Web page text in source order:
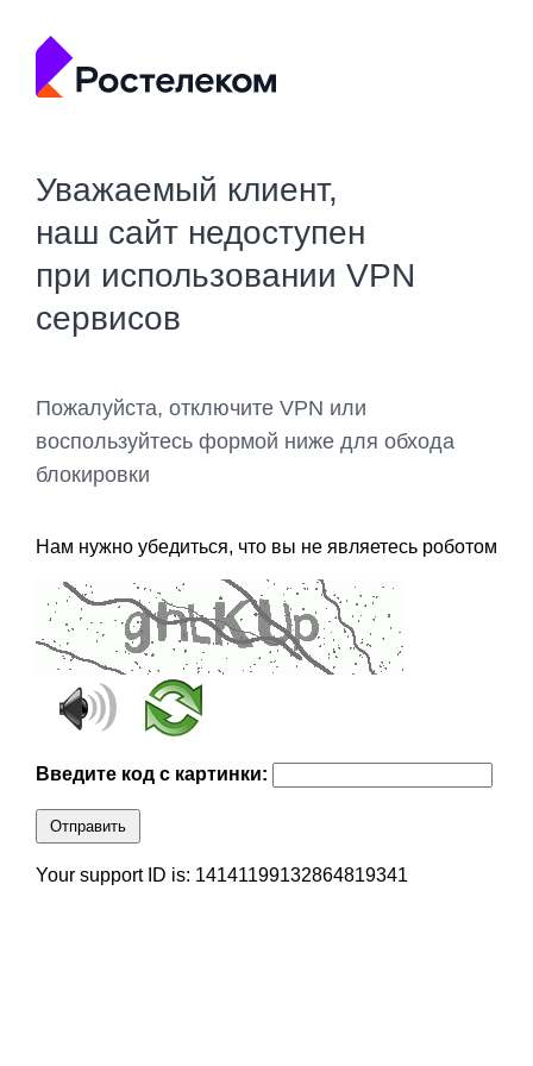
Уважаемый клиент,
наш сайт недоступен
при использовании VPN
сервисов
Пожалуйста, отключите VPN или
воспользуйтесь формой ниже для обхода
блокировки
Нам нужно убедиться, что вы не являетесь роботом
Введите код с картинки:
Отправить
Your support ID is: 14141199132864819341